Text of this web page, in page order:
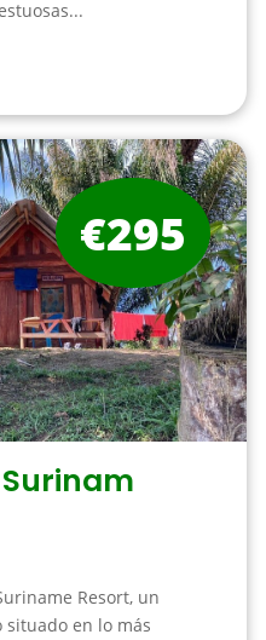
Resort, un
situado en lo más
€295